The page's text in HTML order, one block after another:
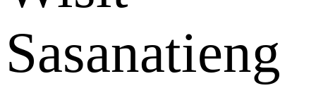
Sasanatieng